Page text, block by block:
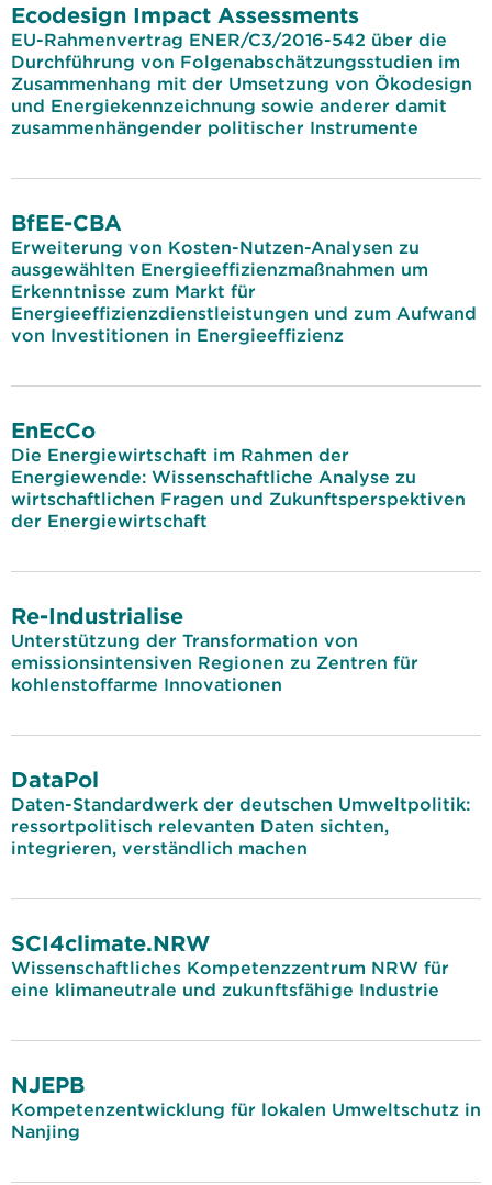
Ecodesign Impact Assessments
EU-Rahmenvertrag ENER/C3/2016-542 über die
Durchführung von Folgenabschätzungsstudien im
Zusammenhang mit der Umsetzung von Ökodesign
und Energiekennzeichnung sowie anderer damit
zusammenhängender politischer Instrumente
BfEE-CBA
Erweiterung von Kosten-Nutzen-Analysen zu
ausgewählten Energieeffizienzmaßnahmen um
Erkenntnisse zum Markt für
Energieeffizienzdienstleistungen und zum Aufwand
von Investitionen in Energieeffizienz
EnEcCo
Die Energiewirtschaft im Rahmen der
Energiewende: Wissenschaftliche Analyse zu
wirtschaftlichen Fragen und Zukunftsperspektiven
der Energiewirtschaft
Re-Industrialise
Unterstützung der Transformation von
emissionsintensiven Regionen zu Zentren für
kohlenstoffarme Innovationen
DataPol
Daten-Standardwerk der deutschen Umweltpolitik:
ressortpolitisch relevanten Daten sichten,
integrieren, verständlich machen
SCI4climate.NRW
Wissenschaftliches Kompetenzzentrum NRW für
eine klimaneutrale und zukunftsfähige Industrie
NJEPB
Kompetenzentwicklung für lokalen Umweltschutz in
Nanjing